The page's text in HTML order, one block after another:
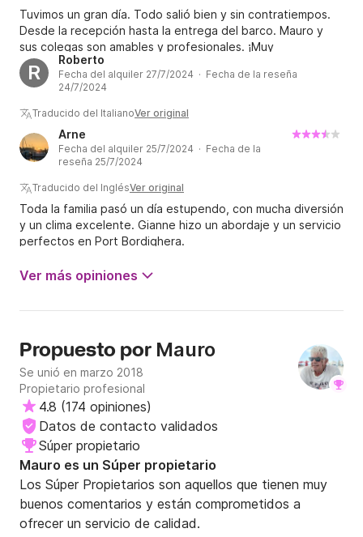
Tuvimos un gran día. Todo salió bien y sin contratiempos.
Desde la recepción hasta la entrega del barco. Mauro y
sus colegas son amables y profesionales. ¡Muy
recomendado!
R
Roberto
Fecha del alquiler 27/7/2024 · Fecha de la reseña
24/7/2024
Traducido del ItalianoVer original
Arne
Fecha del alquiler 25/7/2024 · Fecha de la
reseña 25/7/2024
Traducido del InglésVer original
Toda la familia pasó un día estupendo, con mucha diversión
y un clima excelente. Gianne hizo un abordaje y un servicio
perfectos en Port Bordighera.
Ver más opiniones
Propuesto por Mauro
Se unió en marzo 2018
Propietario profesional
4.8 (174 opiniones)
Datos de contacto validados
Súper propietario
Mauro es un Súper propietario
Los Súper Propietarios son aquellos que tienen muy
buenos comentarios y están comprometidos a
ofrecer un servicio de calidad.